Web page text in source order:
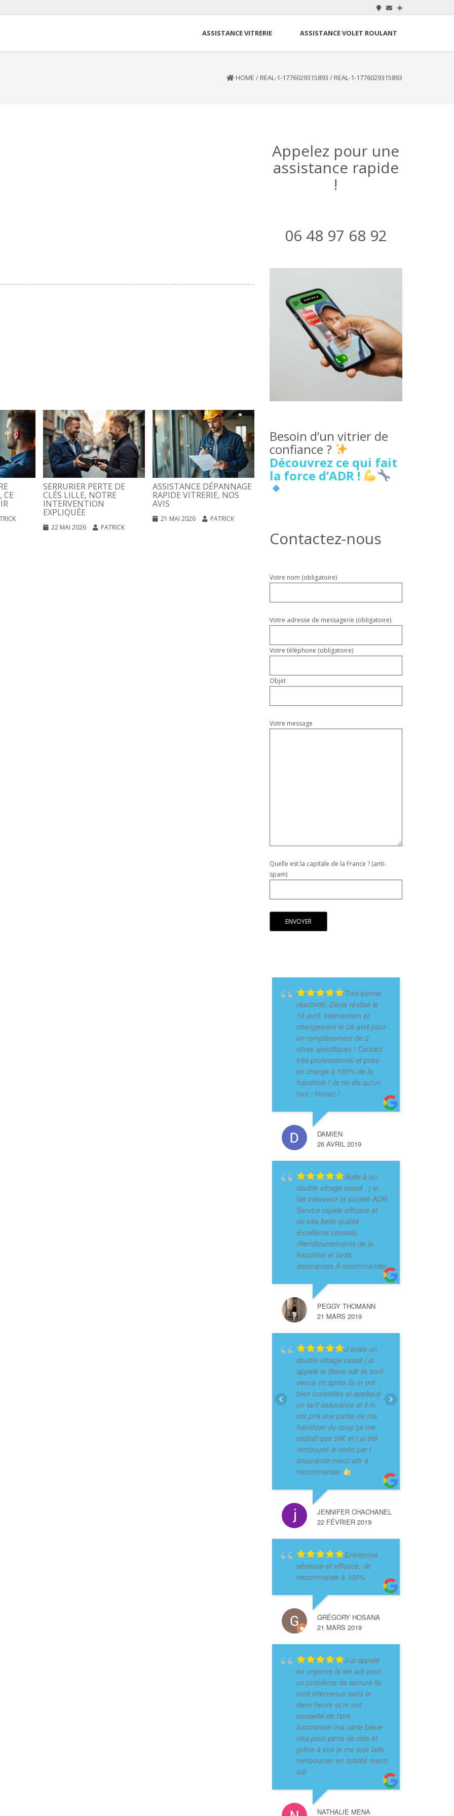
ASSISTANCE VITRERIE ASSISTANCE VOLET ROULANT
HOME / REAL-1-1776029315893 / REAL-1-1776029315893
CE
SERRURIER PERTE DE
CLÉS LILLE, NOTRE
INTERVENTION
EXPLIQUÉE
22 MAI 2026 PATRICK
ASSISTANCE DÉPANNAGE
RAPIDE VITRERIE, NOS
AVIS
21 MAI 2026 PATRICK
5 SIGNES DE FUITE D’EAU
CACHÉE À LILLE À NE PAS
Appelez pour une
assistance rapide
!
06 48 97 68 92
Besoin d’un vitrier de
confiance ?
Découvrez ce qui fait
la force d’ADR !
Contactez-nous
Veuillez
vide.
Votre nom (obligatoire)
Votre adresse de messagerie (obligatoire)
Votre téléphone (obligatoire)
Objet
Votre message
Quelle est la capitale de la France ? (anti-
spam)
Très bonne
réactivité. Devis réalisé le
19 avril, intervention et
changement le 26 avril pour
un remplacement de 2
vitres spécifiques ! Contact
très professionnel et prise
en charge à 100% de la
franchise ! Je ne dis qu'un
mot : foncez !
DAMIEN
26 AVRIL 2019
Suite à un
double vitrage cassé , j ai
fait intervenir la société ADR
Service rapide efficace et
de très belle qualité
Excellents conseils
/Remboursements de la
franchise et tarifs
assurances A recommander
PEGGY THOMANN
21 MARS 2019
J avais un
double vitrage cassé j ai
appelé la Steve adr ils sont
venus 1h après ils m ont
bien conseillés et appliqué
un tarif assurance et il m
ont pris une partie de ma
franchise du coup ça me
coûtait que 50€ et j ai été
rembousé le reste par l
assurance merci adr a
recommander
JENNIFER CHACHANEL
22 FÉVRIER 2019
Entreprise
sérieuse et efficace. Je
recommande à 100%
GRÉGORY HOSANA
21 MARS 2019
J ai appelé
en urgence la ste adr pour
un problème de serrure ils
sont intervenus dans la
demi heure et m ont
conseillé de faire
fonctionner ma carte bleue
visa pour perte de clés et
grâce à eux je me suis faite
rembourser en totalité merci
adr
NATHALIE MENA